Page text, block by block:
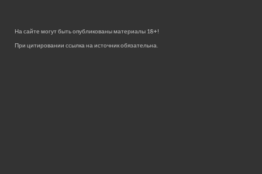
На сайте могут быть опубликованы материалы 18+!
При цитировании ссылка на источник обязательна.